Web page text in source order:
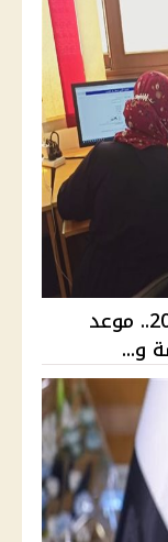
نتيجة تنسيق المرحلة الأولى 2026.. موعد
و...